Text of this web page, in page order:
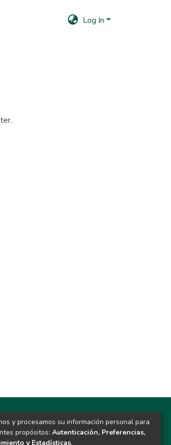
Log In
Contacto
y procesamos su información personal para
propósitos: Autenticación, Preferencias,
y Estadísticas.